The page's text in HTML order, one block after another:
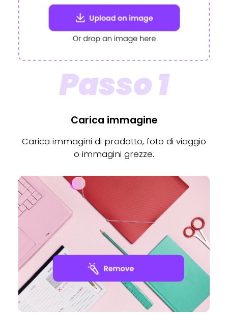
Passo 1
Carica immagine
Carica immagini di prodotto, foto di viaggio
o immagini grezze.